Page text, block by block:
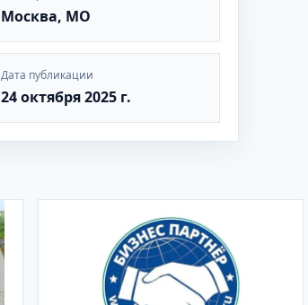
Москва, МО
Дата публикации
24 октября 2025 г.